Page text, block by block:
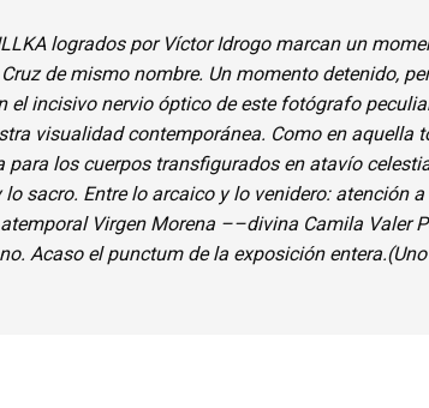
logrados por Víctor Idrogo marcan un
de mismo nombre. Un momento detenido,
el incisivo nervio óptico de este fotógrafo
visualidad contemporánea. Como en aquella
para los cuerpos transfigurados en atavío
sacro. Entre lo arcaico y lo venidero: atención
Virgen Morena ––divina Camila Valer
Acaso el punctum de la exposición entera.(Uno